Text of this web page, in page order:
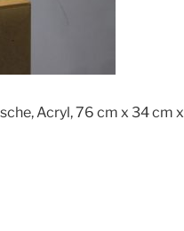
Acryl, 76 cm x 34 cm x